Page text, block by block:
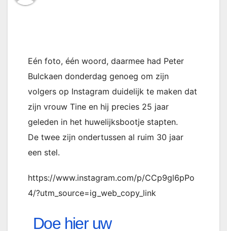
Eén foto, één woord, daarmee had Peter
Bulckaen donderdag genoeg om zijn
volgers op Instagram duidelijk te maken dat
zijn vrouw Tine en hij precies 25 jaar
geleden in het huwelijksbootje stapten.
De twee zijn ondertussen al ruim 30 jaar
een stel.
https://www.instagram.com/p/CCp9gl6pPo
4/?utm_source=ig_web_copy_link
Doe hier uw